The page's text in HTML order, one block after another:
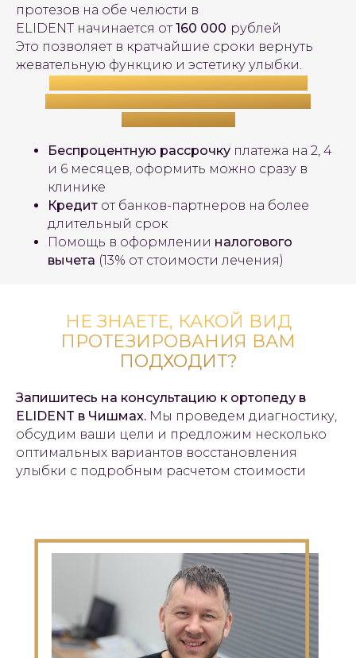
протезов на обе челюсти в
ELIDENT начинается от160 000 рублей
Это позволяет в кратчайшие сроки вернуть
жевательную функцию и эстетику улыбки.
Беспроцентную рассрочку платежа на 2, 4
и 6 месяцев, оформить можно сразу в
клинике
Кредит от банков-партнеров на более
длительный срок
Помощь в оформлении налогового
вычета (13% от стоимости лечения)
НЕ ЗНАЕТЕ, КАКОЙ ВИД
ПРОТЕЗИРОВАНИЯ ВАМ
ПОДХОДИТ?
Запишитесь на консультацию к ортопеду в
ELIDENT в Чишмах. Мы проведем диагностику,
обсудим ваши цели и предложим несколько
оптимальных вариантов восстановления
улыбки с подробным расчетом стоимости